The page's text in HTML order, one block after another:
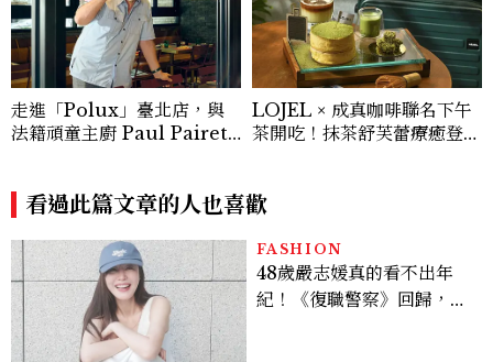
走進「Polux」臺北店，與
法籍頑童主廚 Paul Pairet
LOJEL × 成真咖啡聯名下午
茶開吃！抹茶舒芙蕾療癒登
看過此篇文章的人也喜歡
FASHION
48歲嚴志媛真的看不出年
紀！《復職警察》回歸，5